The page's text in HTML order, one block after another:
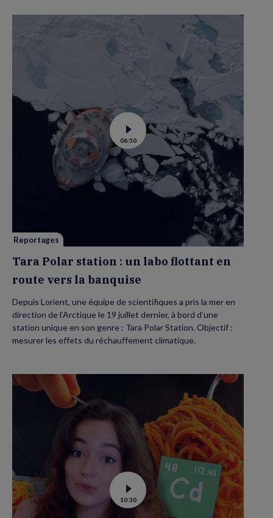
Voir
la
vidéo
de
Tara
Polar
station
:
la
06:50
Reportages
Tara Polar station : un labo flottant en
route vers la banquise
Depuis Lorient, une équipe de scientifiques a pris la mer en
direction de l’Arctique le 19 juillet dernier, à bord d’une
station unique en son genre : Tara Polar Station. Objectif :
mesurer les effets du réchauffement climatique.
Voir
la
vidéo
10:30